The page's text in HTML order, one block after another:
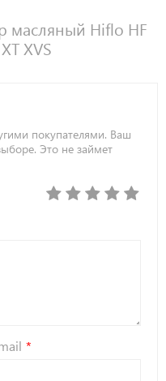
масляный Hiflo HF
XVS
покупателями. Ваш
Это не займет